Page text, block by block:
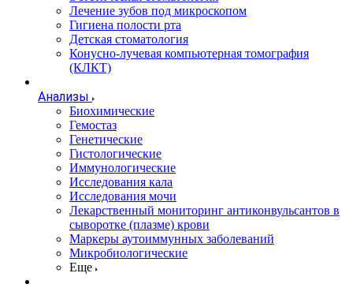
Лечение зубов под микроскопом
Гигиена полости рта
Детская стоматология
Конусно-лучевая компьютерная томография
(КЛКТ)
Анализы
Биохимические
Гемостаз
Генетические
Гистологические
Иммунологические
Исследования кала
Исследования мочи
Лекарственный мониторинг антиконвульсантов в
сыворотке (плазме) крови
Маркеры аутоиммунных заболеваний
Микробиологические
Еще